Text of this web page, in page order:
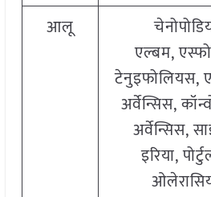
आलू
एल्बम,
टेनुइफोलियस,
अर्वेन्सिस,
अर्वेन्सिस,
इरिया,